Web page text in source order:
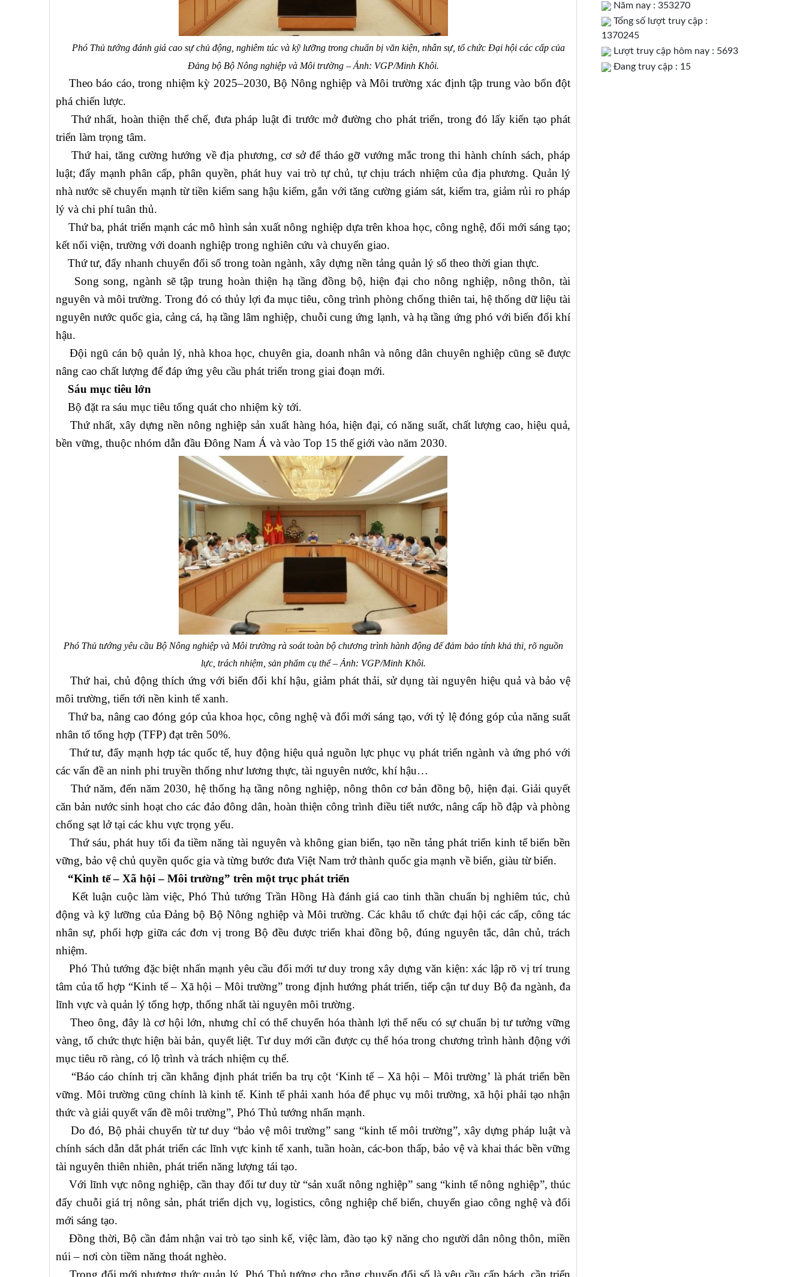
Phó Thủ tướng đánh giá cao sự chủ động, nghiêm túc và kỹ lưỡng trong chuẩn bị văn kiện, nhân sự, tổ chức Đại hội các cấp của
Đảng bộ Bộ Nông nghiệp và Môi trường – Ảnh: VGP/Minh Khôi.
Theo báo cáo, trong nhiệm kỳ 2025–2030, Bộ Nông nghiệp và Môi trường xác định tập trung vào bốn đột
phá chiến lược.
Thứ nhất, hoàn thiện thể chế, đưa pháp luật đi trước mở đường cho phát triển, trong đó lấy kiến tạo phát
triển làm trọng tâm.
Thứ hai, tăng cường hướng về địa phương, cơ sở để tháo gỡ vướng mắc trong thi hành chính sách, pháp
luật; đẩy mạnh phân cấp, phân quyền, phát huy vai trò tự chủ, tự chịu trách nhiệm của địa phương. Quản lý
nhà nước sẽ chuyển mạnh từ tiền kiểm sang hậu kiểm, gắn với tăng cường giám sát, kiểm tra, giảm rủi ro pháp
lý và chi phí tuân thủ.
Thứ ba, phát triển mạnh các mô hình sản xuất nông nghiệp dựa trên khoa học, công nghệ, đổi mới sáng tạo;
kết nối viện, trường với doanh nghiệp trong nghiên cứu và chuyển giao.
Thứ tư, đẩy nhanh chuyển đổi số trong toàn ngành, xây dựng nền tảng quản lý số theo thời gian thực.
Song song, ngành sẽ tập trung hoàn thiện hạ tầng đồng bộ, hiện đại cho nông nghiệp, nông thôn, tài
nguyên và môi trường. Trong đó có thủy lợi đa mục tiêu, công trình phòng chống thiên tai, hệ thống dữ liệu tài
nguyên nước quốc gia, cảng cá, hạ tầng lâm nghiệp, chuỗi cung ứng lạnh, và hạ tầng ứng phó với biến đổi khí
hậu.
Đội ngũ cán bộ quản lý, nhà khoa học, chuyên gia, doanh nhân và nông dân chuyên nghiệp cũng sẽ được
nâng cao chất lượng để đáp ứng yêu cầu phát triển trong giai đoạn mới.
Sáu mục tiêu lớn
Bộ đặt ra sáu mục tiêu tổng quát cho nhiệm kỳ tới.
Thứ nhất, xây dựng nền nông nghiệp sản xuất hàng hóa, hiện đại, có năng suất, chất lượng cao, hiệu quả,
bền vững, thuộc nhóm dẫn đầu Đông Nam Á và vào Top 15 thế giới vào năm 2030.
Phó Thủ tướng yêu cầu Bộ Nông nghiệp và Môi trường rà soát toàn bộ chương trình hành động để đảm bảo tính khả thi, rõ nguồn
lực, trách nhiệm, sản phẩm cụ thể – Ảnh: VGP/Minh Khôi.
Thứ hai, chủ động thích ứng với biến đổi khí hậu, giảm phát thải, sử dụng tài nguyên hiệu quả và bảo vệ
môi trường, tiến tới nền kinh tế xanh.
Thứ ba, nâng cao đóng góp của khoa học, công nghệ và đổi mới sáng tạo, với tỷ lệ đóng góp của năng suất
nhân tố tổng hợp (TFP) đạt trên 50%.
Thứ tư, đẩy mạnh hợp tác quốc tế, huy động hiệu quả nguồn lực phục vụ phát triển ngành và ứng phó với
các vấn đề an ninh phi truyền thống như lương thực, tài nguyên nước, khí hậu…
Thứ năm, đến năm 2030, hệ thống hạ tầng nông nghiệp, nông thôn cơ bản đồng bộ, hiện đại. Giải quyết
căn bản nước sinh hoạt cho các đảo đông dân, hoàn thiện công trình điều tiết nước, nâng cấp hồ đập và phòng
chống sạt lở tại các khu vực trọng yếu.
Thứ sáu, phát huy tối đa tiềm năng tài nguyên và không gian biển, tạo nền tảng phát triển kinh tế biển bền
vững, bảo vệ chủ quyền quốc gia và từng bước đưa Việt Nam trở thành quốc gia mạnh về biển, giàu từ biển.
“Kinh tế – Xã hội – Môi trường” trên một trục phát triển
Kết luận cuộc làm việc, Phó Thủ tướng Trần Hồng Hà đánh giá cao tinh thần chuẩn bị nghiêm túc, chủ
động và kỹ lưỡng của Đảng bộ Bộ Nông nghiệp và Môi trường. Các khâu tổ chức đại hội các cấp, công tác
nhân sự, phối hợp giữa các đơn vị trong Bộ đều được triển khai đồng bộ, đúng nguyên tắc, dân chủ, trách
nhiệm.
Phó Thủ tướng đặc biệt nhấn mạnh yêu cầu đổi mới tư duy trong xây dựng văn kiện: xác lập rõ vị trí trung
tâm của tổ hợp “Kinh tế – Xã hội – Môi trường” trong định hướng phát triển, tiếp cận tư duy Bộ đa ngành, đa
lĩnh vực và quản lý tổng hợp, thống nhất tài nguyên môi trường.
Theo ông, đây là cơ hội lớn, nhưng chỉ có thể chuyển hóa thành lợi thế nếu có sự chuẩn bị tư tưởng vững
vàng, tổ chức thực hiện bài bản, quyết liệt. Tư duy mới cần được cụ thể hóa trong chương trình hành động với
mục tiêu rõ ràng, có lộ trình và trách nhiệm cụ thể.
“Báo cáo chính trị cần khẳng định phát triển ba trụ cột ‘Kinh tế – Xã hội – Môi trường’ là phát triển bền
vững. Môi trường cũng chính là kinh tế. Kinh tế phải xanh hóa để phục vụ môi trường, xã hội phải tạo nhận
thức và giải quyết vấn đề môi trường”, Phó Thủ tướng nhấn mạnh.
Do đó, Bộ phải chuyển từ tư duy “bảo vệ môi trường” sang “kinh tế môi trường”, xây dựng pháp luật và
chính sách dẫn dắt phát triển các lĩnh vực kinh tế xanh, tuần hoàn, các-bon thấp, bảo vệ và khai thác bền vững
tài nguyên thiên nhiên, phát triển năng lượng tái tạo.
Với lĩnh vực nông nghiệp, cần thay đổi tư duy từ “sản xuất nông nghiệp” sang “kinh tế nông nghiệp”, thúc
đẩy chuỗi giá trị nông sản, phát triển dịch vụ, logistics, công nghiệp chế biến, chuyển giao công nghệ và đổi
mới sáng tạo.
Đồng thời, Bộ cần đảm nhận vai trò tạo sinh kế, việc làm, đào tạo kỹ năng cho người dân nông thôn, miền
núi – nơi còn tiềm năng thoát nghèo.
Trong đổi mới phương thức quản lý, Phó Thủ tướng cho rằng chuyển đổi số là yêu cầu cấp bách, cần triển
Năm nay : 353270
Tổng số lượt truy cập :
1370245
Lượt truy cập hôm nay : 5693
Đang truy cập : 15